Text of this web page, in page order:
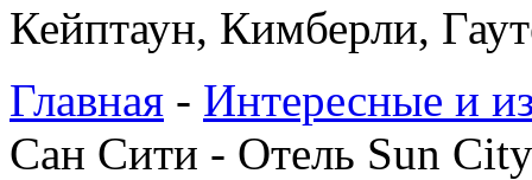
Кейптаун, Кимберли,
Главная - Интересные и
Сан Сити - Отель Sun